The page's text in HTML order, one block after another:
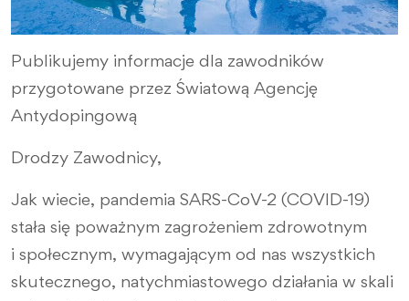
Publikujemy informacje dla zawodników
przygotowane przez Światową Agencję
Antydopingową
Drodzy Zawodnicy,
Jak wiecie, pandemia SARS-CoV-2 (COVID-19)
stała się poważnym zagrożeniem zdrowotnym
i społecznym, wymagającym od nas wszystkich
skutecznego, natychmiastowego działania w skali